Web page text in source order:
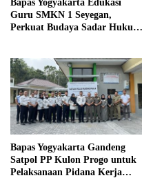
Bapas Yogyakarta Edukasi
Guru SMKN 1 Seyegan,
Perkuat Budaya Sadar Hukum
Bapas Yogyakarta Gandeng
Satpol PP Kulon Progo untuk
Pelaksanaan Pidana Kerja